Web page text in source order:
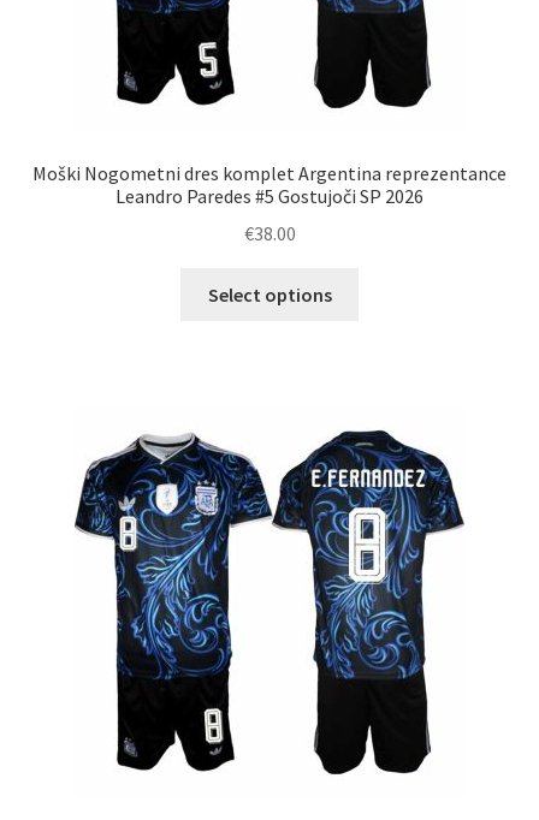
Moški Nogometni dres komplet Argentina reprezentance
Leandro Paredes #5 Gostujoči SP 2026
€38.00
Select options
Možnosti
lahko
izberete
na
strani
izdelka